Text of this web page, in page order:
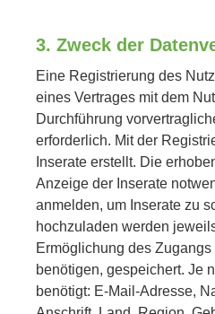
3. Zweck der
Eine Registrierung des
eines Vertrages mit dem
Durchführung
erforderlich. Mit der
Inserate erstellt. Die
Anzeige der Inserate
anmelden, um Inserate zu
hochzuladen werden
Ermöglichung des Zugangs
benötigen, gespeichert. Je
benötigt: E-Mail-Adresse,